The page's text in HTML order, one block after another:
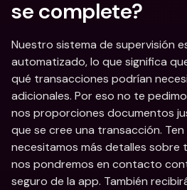
se complete?
Nuestro sistema de supervisión
automatizado, lo que significa
qué transacciones podrían
adicionales. Por eso no te
nos proporciones documentos
que se cree una transacción.
necesitamos más detalles sobre
nos pondremos en contacto
seguro de la app. También